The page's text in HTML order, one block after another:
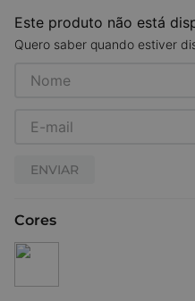
Este produto não está
Quero saber quando estiver
ENVIAR
Cores